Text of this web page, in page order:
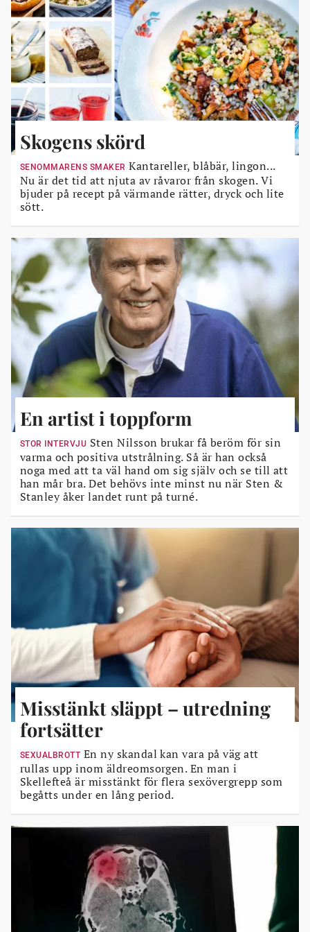
Skogens skörd
SENOMMARENS SMAKER Kantareller, blåbär, lingon...
Nu är det tid att njuta av råvaror från skogen. Vi
bjuder på recept på värmande rätter, dryck och lite
sött.
En artist i toppform
STOR INTERVJU Sten Nilsson brukar få beröm för sin
varma och positiva utstrålning. Så är han också
noga med att ta väl hand om sig själv och se till att
han mår bra. Det behövs inte minst nu när Sten &
Stanley åker landet runt på turné.
Misstänkt släppt – utredning
fortsätter
SEXUALBROTT En ny skandal kan vara på väg att
rullas upp inom äldreomsorgen. En man i
Skellefteå är misstänkt för flera sexövergrepp som
begåtts under en lång period.